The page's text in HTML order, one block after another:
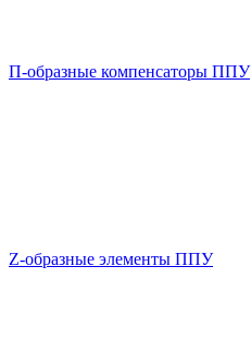
П-образные компенсаторы ППУ
Z-образные элементы ППУ